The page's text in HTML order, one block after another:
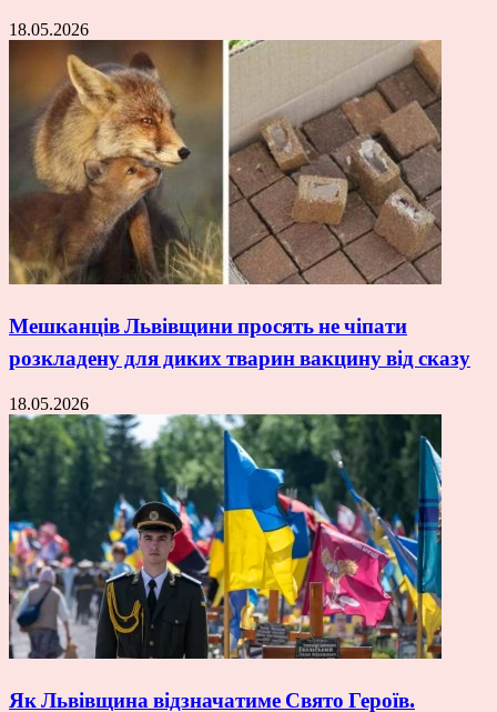
18.05.2026
Мешканців Львівщини просять не чіпати
розкладену для диких тварин вакцину від сказу
18.05.2026
Як Львівщина відзначатиме Свято Героїв.